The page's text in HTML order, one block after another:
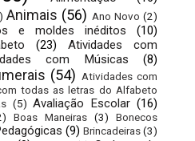
Animais (56) Ano Novo (2)
e moldes inéditos
(10)
(23)
Atividades com
com Músicas (8)
(54) Atividades com
todas as letras do Alfabeto
(5) Avaliação Escolar (16)
Boas Maneiras (3)
Bonecos
(9) Brincadeiras(3)